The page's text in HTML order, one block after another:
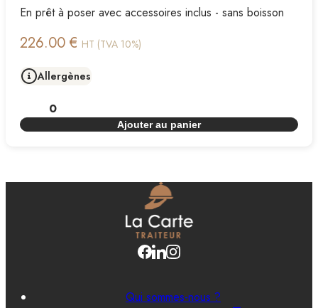
En prêt à poser avec accessoires inclus - sans boisson
226.00 € HT (TVA 10%)
Allergènes
Ajouter au panier
Qui sommes-nous ?